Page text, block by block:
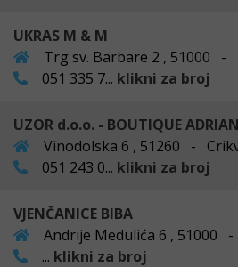
UKRAS M & M
Trg sv. Barbare 2 , 51000 -
051 335 7... klikni za broj
UZOR d.o.o. - BOUTIQUE
Vinodolska 6 , 51260 -
051 243 0... klikni za broj
VJENČANICE BIBA
Andrije Medulića 6 , 51000
... klikni za broj